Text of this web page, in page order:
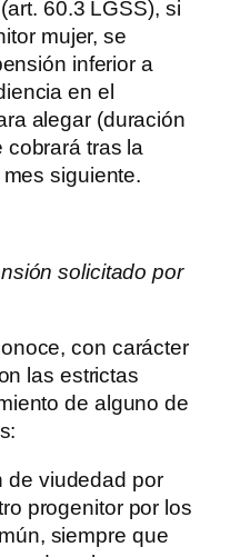
60.3 LGSS), si
mujer, se
inferior a
en el
alegar (duración
cobrará tras la
siguiente.
solicitado por
con carácter
las estrictas
de alguno de
de viudedad por
progenitor por los
siempre que